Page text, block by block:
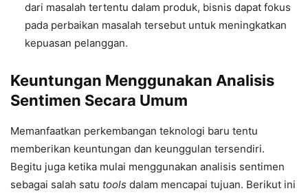
dari masalah tertentu dalam produk, bisnis dapat fokus
pada perbaikan masalah tersebut untuk meningkatkan
kepuasan pelanggan.
Keuntungan Menggunakan Analisis
Sentimen Secara Umum
Memanfaatkan perkembangan teknologi baru tentu
memberikan keuntungan dan keunggulan tersendiri.
Begitu juga ketika mulai menggunakan analisis sentimen
sebagai salah satu tools dalam mencapai tujuan. Berikut ini